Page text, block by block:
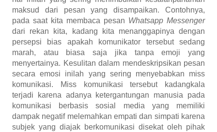
maksud dari pesan yang disampaikan. Contohnya,
pada saat kita membaca pesan Whatsapp Messenger
dari rekan kita, kadang kita menanggapinya dengan
persepsi bias apakah komunikator tersebut sedang
marah, atau biasa saja jika tanpa emoji yang
menyertainya. Kesulitan dalam mendeskripsikan pesan
secara emosi inilah yang sering menyebabkan miss
komunikasi. Miss komunikasi tersebut kadangkala
terjadi karena adanya ketergantungan manusia pada
komunikasi berbasis sosial media yang memiliki
dampak negatif melemahkan empati dan simpati karena
subjek yang diajak berkomunikasi disekat oleh pihak